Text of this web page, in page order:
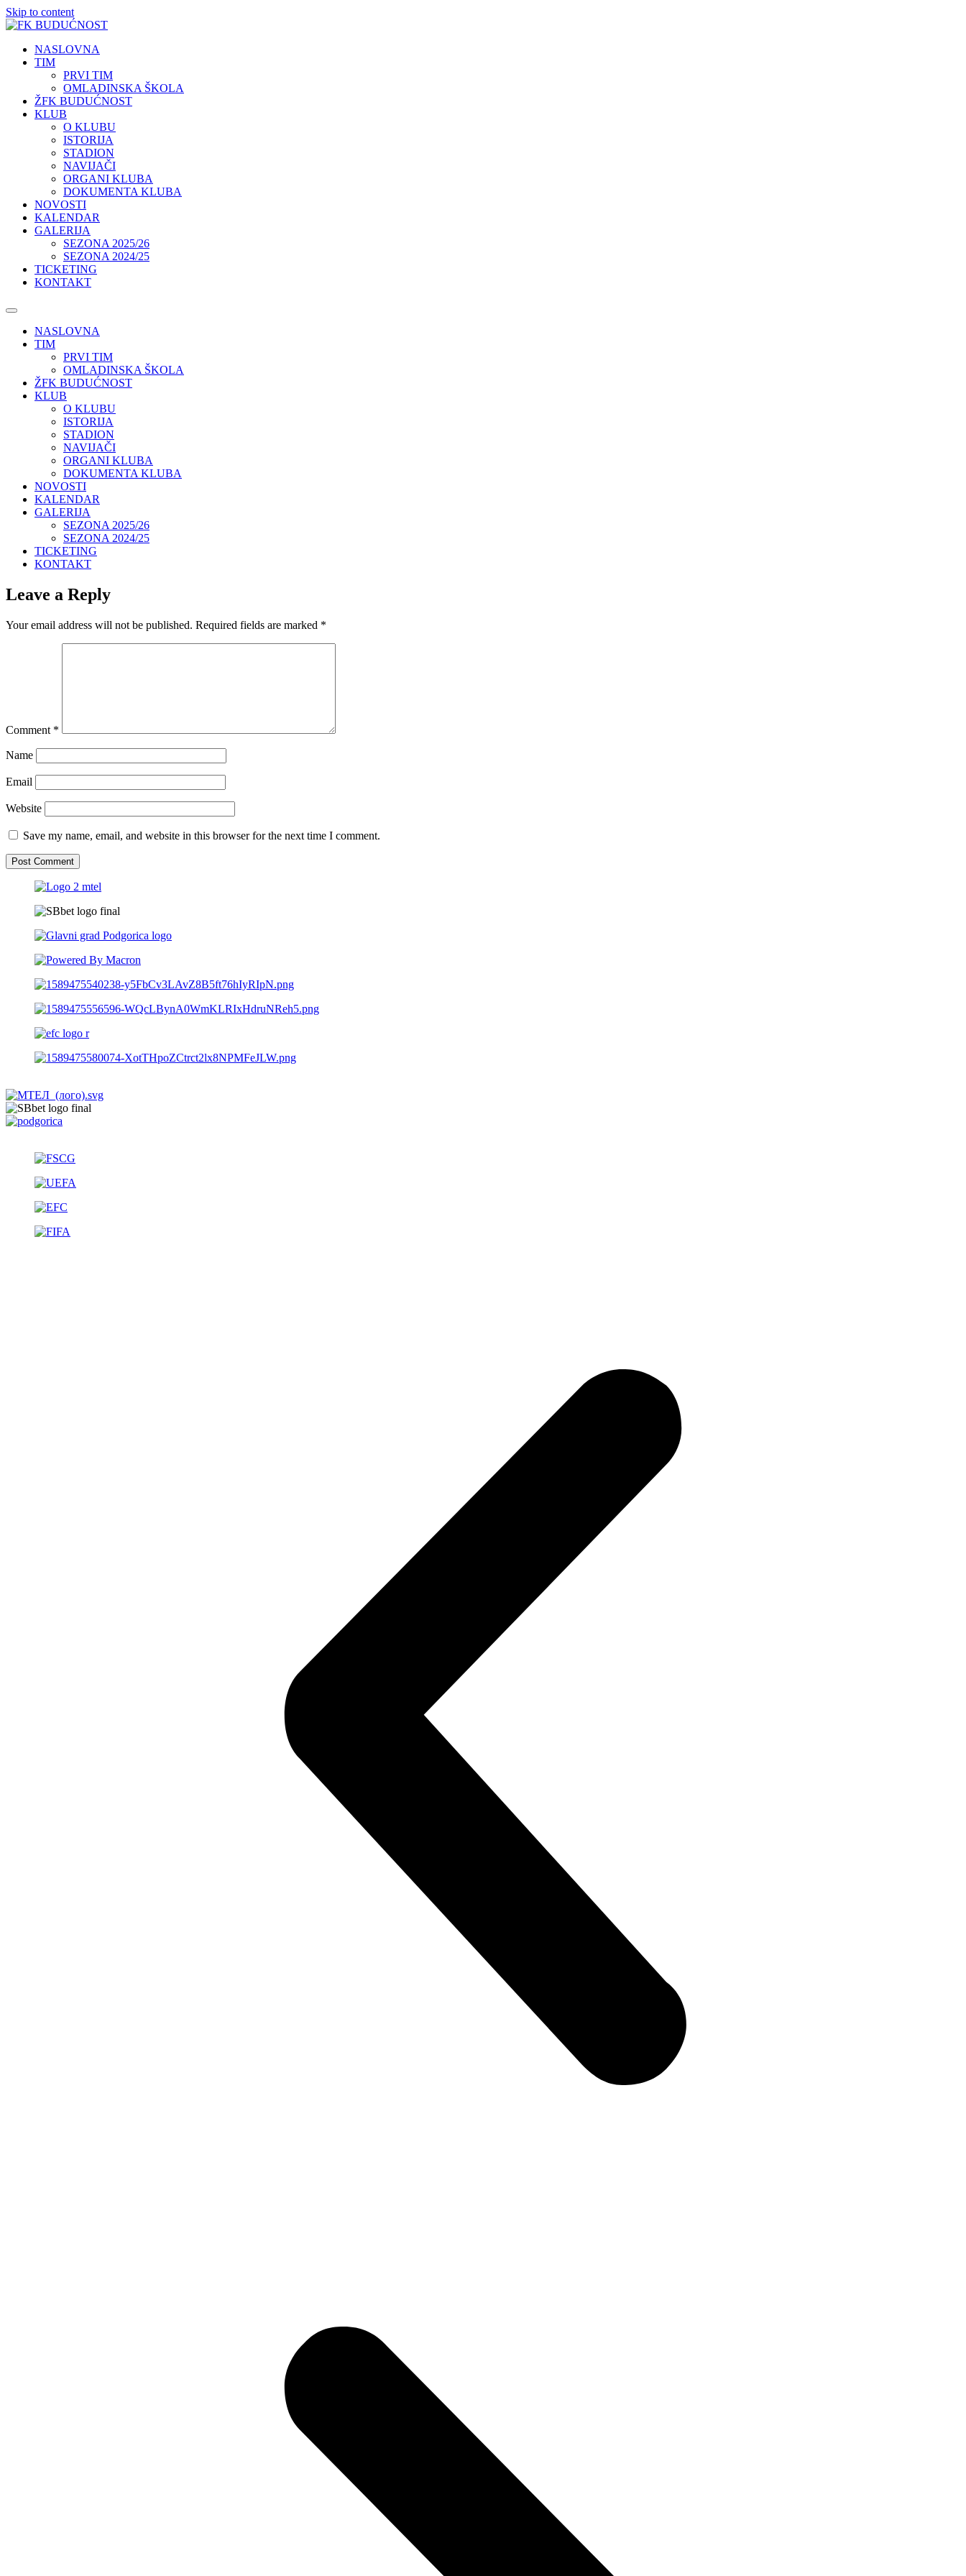
Skip to content
NASLOVNA
TIM
PRVI TIM
OMLADINSKA ŠKOLA
ŽFK BUDUĆNOST
KLUB
O KLUBU
ISTORIJA
STADION
NAVIJAČI
ORGANI KLUBA
DOKUMENTA KLUBA
NOVOSTI
KALENDAR
GALERIJA
SEZONA 2025/26
SEZONA 2024/25
TICKETING
KONTAKT
NASLOVNA
TIM
PRVI TIM
OMLADINSKA ŠKOLA
ŽFK BUDUĆNOST
KLUB
O KLUBU
ISTORIJA
STADION
NAVIJAČI
ORGANI KLUBA
DOKUMENTA KLUBA
NOVOSTI
KALENDAR
GALERIJA
SEZONA 2025/26
SEZONA 2024/25
TICKETING
KONTAKT
Leave a Reply
Your email address will not be published. Required fields are marked *
Comment *
Name
Email
Website
Save my name, email, and website in this browser for the next time I comment.